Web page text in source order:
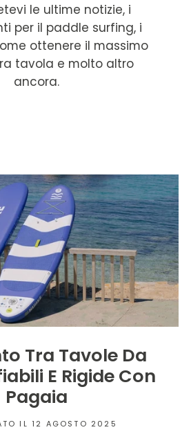
le ultime notizie, i
per il paddle surfing, i
ottenere il massimo
tavola e molto altro
ancora.
Tra Tavole Da
E Rigide Con
Pagaia
IL 12 AGOSTO 2025